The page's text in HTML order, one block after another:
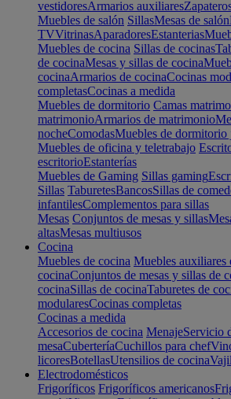
vestidoresArmarios auxiliares
Muebles de salón SillasMesas de salón
TVVitrinasAparadoresEstanterias
Muebles de cocina Sillas de cocinas
de cocinaMesas y sillas de cocina
cocinaArmarios de cocinaCocinas
completasCocinas a medida
Muebles de dormitorio Camas
matrimonioArmarios de matrimonio
nocheComodasMuebles de dormitorio
Muebles de oficina y teletrabajo
escritorioEstanterías
Muebles de Gaming Sillas gaming
Sillas TaburetesBancosSillas de
infantilesComplementos para sillas
Mesas Conjuntos de mesas y sillas
altasMesas multiusos
Cocina
Muebles de cocina Muebles auxiliares
cocinaConjuntos de mesas y sillas de
cocinaSillas de cocinaTaburetes de
modularesCocinas completas
Cocinas a medida
Accesorios de cocina MenajeServicio
mesaCuberteríaCuchillos para chef
licoresBotellasUtensilios de cocina
Electrodomésticos
Frigoríficos Frigoríficos americanos